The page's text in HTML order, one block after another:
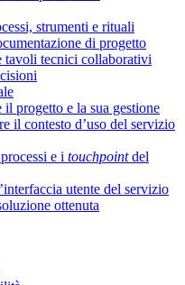
strumenti e rituali
di progetto
tavoli tecnici collaborativi
progetto e la sua gestione
il contesto d’uso del servizio
e i touchpointdel
utente del servizio
ottenuta